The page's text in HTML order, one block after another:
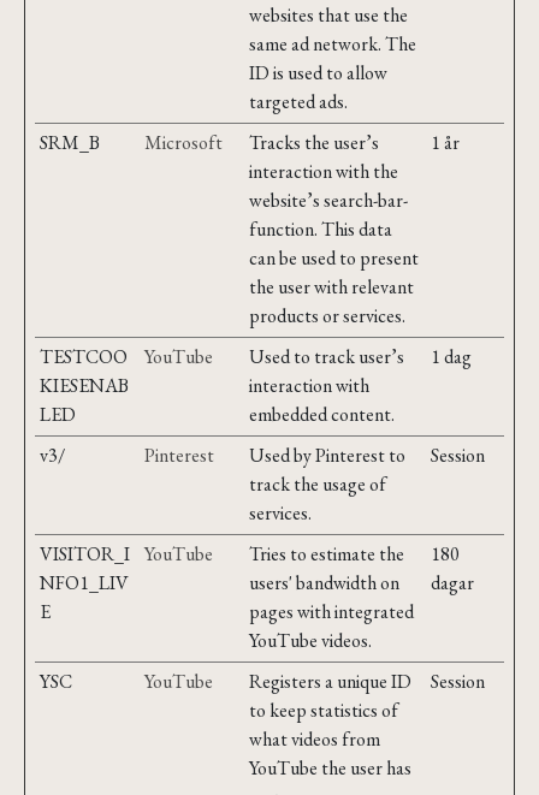
websites that use the
same ad network. The
ID is used to allow
targeted ads.
SRM_B Microsoft
Tracks the user’s
interaction with the
website’s search-bar-
function. This data
can be used to present
the user with relevant
products or services.
1 år
TESTCOO
KIESENAB
LED
YouTube
Used to track user’s
interaction with
embedded content.
1 dag
v3/ Pinterest
Used by Pinterest to
track the usage of
services.
Session
VISITOR_I
NFO1_LIV
E
YouTube
Tries to estimate the
users' bandwidth on
pages with integrated
YouTube videos.
180
dagar
YSC YouTube
Registers a unique ID
to keep statistics of
what videos from
YouTube the user has
Session